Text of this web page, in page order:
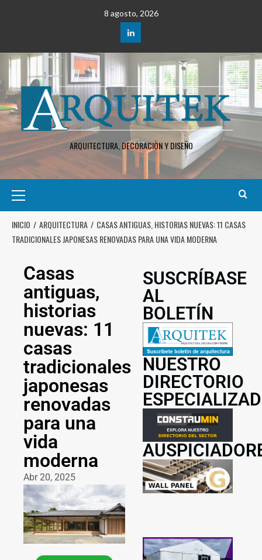
8 agosto, 2026
ARQUITECTURA, DECORACIÒN Y DISEÑO
INICIO ARQUITECTURA
CASAS ANTIGUAS, HISTORIAS NUEVAS: 11 CASAS
TRADICIONALES JAPONESAS RENOVADAS PARA UNA VIDA MODERNA
Casas
antiguas,
historias
nuevas: 11
casas
tradicionales
japonesas
renovadas
para una
vida
moderna
Abr 20, 2025
SUSCRÍBASE
AL
BOLETÍN
NUESTRO
DIRECTORIO